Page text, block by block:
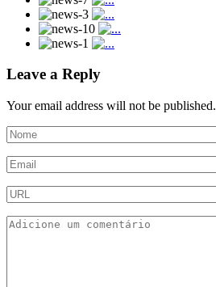
Leave a Reply
Your email address will not be published.